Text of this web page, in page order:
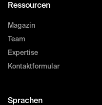
Ressourcen
Magazin
Team
Expertise
Kontaktformular
Sprachen